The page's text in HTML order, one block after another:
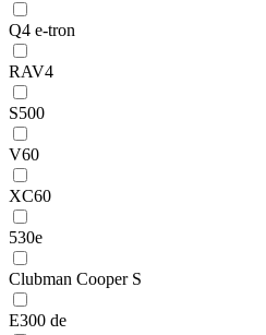
Q4 e-tron
RAV4
S500
V60
XC60
530e
Clubman Cooper S
E300 de